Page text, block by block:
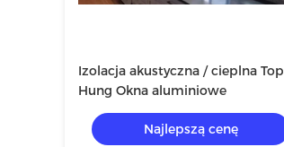
Izolacja akustyczna / cieplna Top
Hung Okna aluminiowe
Najlepszą cenę